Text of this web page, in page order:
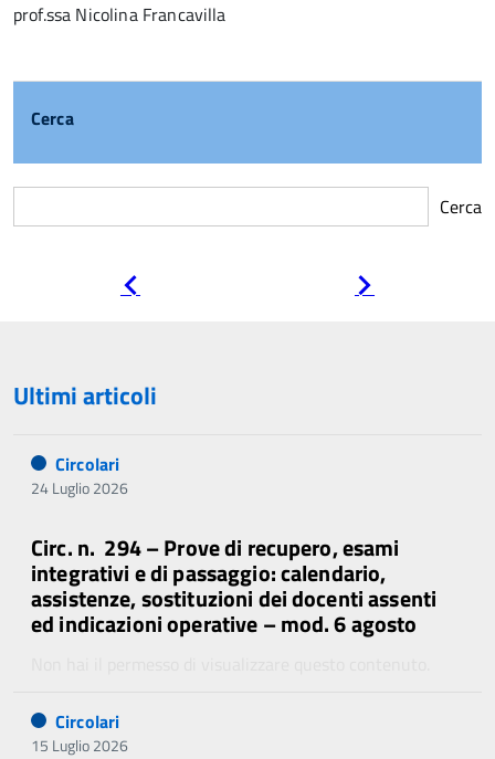
prof.ssa Nicolina Francavilla
Cerca
Cerca
Ultimi articoli
Circolari
24 Luglio 2026
Circ. n. 294 – Prove di recupero, esami
integrativi e di passaggio: calendario,
assistenze, sostituzioni dei docenti assenti
ed indicazioni operative – mod. 6 agosto
Circolari
15 Luglio 2026